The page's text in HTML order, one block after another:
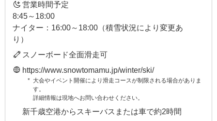
営業時間予定
8:45～18:00
ナイター：16:00～18:00（積雪状況により変更あ
り）
スノーボード全面滑走可
https://www.snowtomamu.jp/winter/ski/
大会やイベント開催により滑走コースが制限される場合がありま
す。
詳細情報は現地へお問い合わせください。
新千歳空港からスキーバスまたは車で約2時間